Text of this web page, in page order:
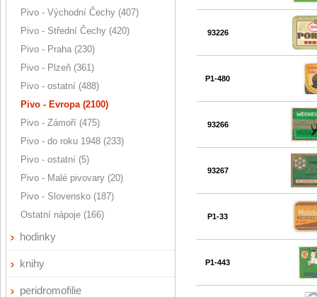
Pivo - Východní Čechy (407)
Pivo - Střední Čechy (420)
Pivo - Praha (230)
Pivo - Plzeň (361)
Pivo - ostatní (488)
Pivo - Evropa (2100)
Pivo - Zámoří (475)
Pivo - do roku 1948 (233)
Pivo - ostatní (5)
Pivo - Malé pivovary (20)
Pivo - Slovensko (187)
Ostatní nápoje (166)
hodinky
knihy
peridromofilie
93226
P1-480
93266
93267
P1-33
P1-443